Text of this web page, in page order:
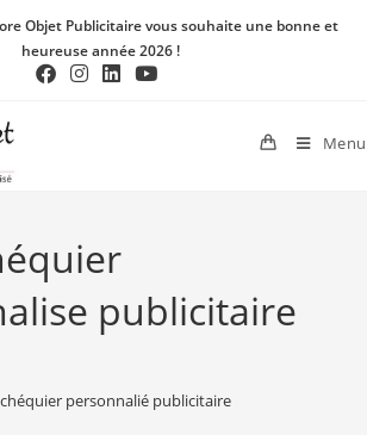
Objet Publicitaire vous souhaite une bonne et
heureuse année 2026 !
Menu
publicitaire
personnalié publicitaire